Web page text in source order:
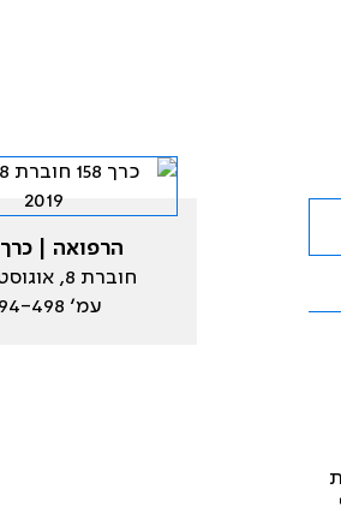
הרפואה | כרך 158
חוברת 8, אוגוסט 2019
עמ׳ 494-498